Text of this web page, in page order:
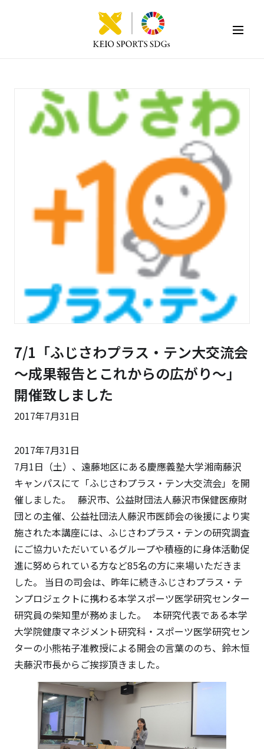
7/1「ふじさわプラス・テン大交流会
～成果報告とこれからの広がり～」
開催致しました
2017年7月31日
2017年7月31日
7月1日（土）、遠藤地区にある慶應義塾大学湘南藤沢
キャンパスにて「ふじさわプラス・テン大交流会」を開
催しました。 藤沢市、公益財団法人藤沢市保健医療財
団との主催、公益社団法人藤沢市医師会の後援により実
施された本講座には、ふじさわプラス・テンの研究調査
にご協力いただいているグループや積極的に身体活動促
進に努められている方など85名の方に来場いただきま
した。 当日の司会は、昨年に続きふじさわプラス・テ
ンプロジェクトに携わる本学スポーツ医学研究センター
研究員の柴知里が務めました。 本研究代表である本学
大学院健康マネジメント研究科・スポーツ医学研究セン
ターの小熊祐子准教授による開会の言葉ののち、鈴木恒
夫藤沢市長からご挨拶頂きました。